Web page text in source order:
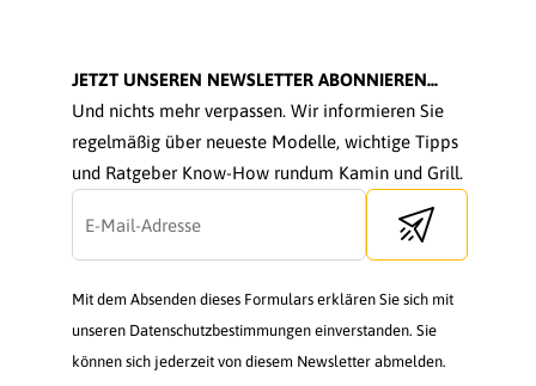
JETZT UNSEREN NEWSLETTER ABONNIEREN...
Und nichts mehr verpassen. Wir informieren Sie
regelmäßig über neueste Modelle, wichtige Tipps
und Ratgeber Know-How rundum Kamin und Grill.
Send newsletter
Mit dem Absenden dieses Formulars erklären Sie sich mit
unseren Datenschutzbestimmungen einverstanden. Sie
können sich jederzeit von diesem Newsletter abmelden.